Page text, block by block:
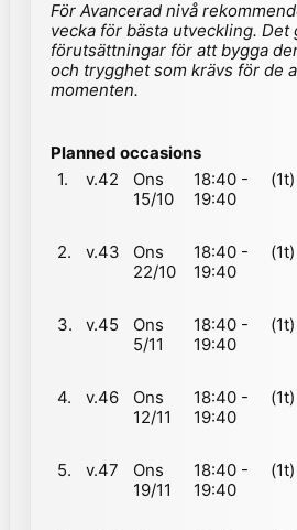
För Avancerad nivå
vecka för bästa utveckling.
förutsättningar för att bygga
och trygghet som krävs för de
momenten.
Planned occasions
1.
v.42
Ons
15/10
18:40 -
19:40
(1t)
2.
v.43
Ons
22/10
18:40 -
19:40
(1t)
3.
v.45
Ons
5/11
18:40 -
19:40
(1t)
4.
v.46
Ons
12/11
18:40 -
19:40
(1t)
5.
v.47
Ons
19/11
18:40 -
19:40
(1t)